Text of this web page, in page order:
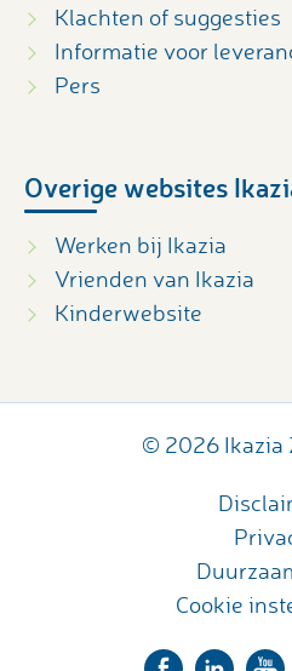
Klachten of suggesties
Informatie voor
Pers
Overige websites
Werken bij Ikazia
Vrienden van Ikazia
Kinderwebsite
© 2026 Ikazia
Cookie